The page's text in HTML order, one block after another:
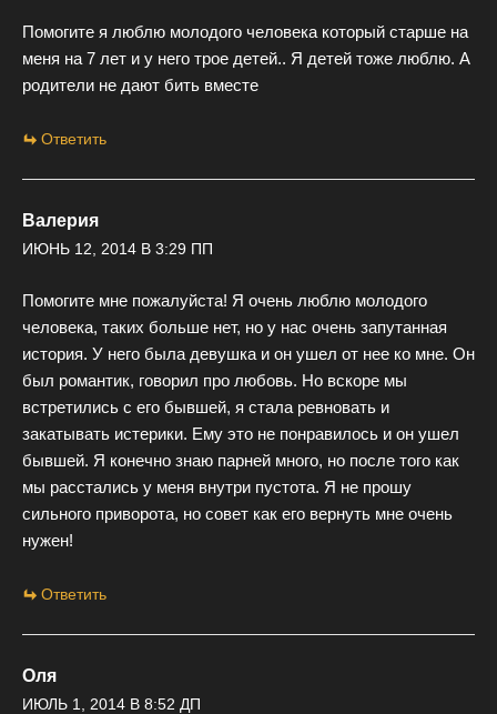
Помогите я люблю молодого человека который старше на
меня на 7 лет и у него трое детей.. Я детей тоже люблю. А
родители не дают бить вместе
Ответить
Валерия
ИЮНЬ 12, 2014 В 3:29 ПП
Помогите мне пожалуйста! Я очень люблю молодого
человека, таких больше нет, но у нас очень запутанная
история. У него была девушка и он ушел от нее ко мне. Он
был романтик, говорил про любовь. Но вскоре мы
встретились с его бывшей, я стала ревновать и
закатывать истерики. Ему это не понравилось и он ушел
бывшей. Я конечно знаю парней много, но после того как
мы расстались у меня внутри пустота. Я не прошу
сильного приворота, но совет как его вернуть мне очень
нужен!
Ответить
Оля
ИЮЛЬ 1, 2014 В 8:52 ДП